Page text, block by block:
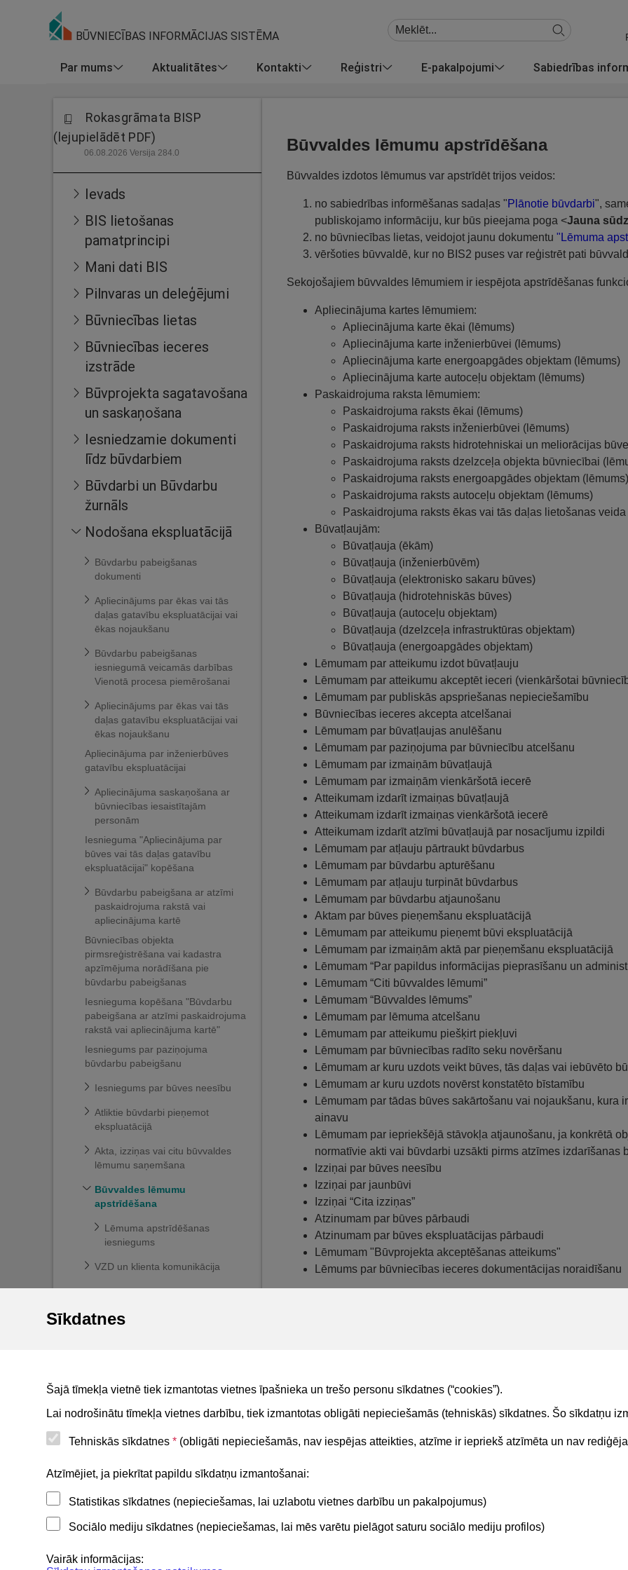
BŪVNIECĪBAS INFORMĀCIJAS SISTĒMA
Par mums Aktualitātes Kontakti Reģistri E-pakalpojumi Sabiedrības
Sīkdatnes
Šajā tīmekļa vietnē tiek izmantotas vietnes īpašnieka un trešo personu sīkdatnes (“cookies”).
Lai nodrošinātu tīmekļa vietnes darbību, tiek izmantotas obligāti nepieciešamās (tehniskās) sīkdatnes. Šo sīkdatņu
Tehniskās sīkdatnes * (obligāti nepieciešamās, nav iespējas atteikties, atzīme ir iepriekš atzīmēta un nav
Atzīmējiet, ja piekrītat papildu sīkdatņu izmantošanai:
Statistikas sīkdatnes (nepieciešamas, lai uzlabotu vietnes darbību un pakalpojumus)
Sociālo mediju sīkdatnes (nepieciešamas, lai mēs varētu pielāgot saturu sociālo mediju profilos)
Vairāk informācijas:
Rokasgrāmata BISP
(lejupielādēt PDF)
06.08.2026 Versija 284.0
Ievads
BIS lietošanas
pamatprincipi
Mani dati BIS
Pilnvaras un deleģējumi
Būvniecības lietas
Būvniecības ieceres
izstrāde
Būvprojekta sagatavošana
un saskaņošana
Iesniedzamie dokumenti
līdz būvdarbiem
Būvdarbi un Būvdarbu
žurnāls
Nodošana ekspluatācijā
Būvdarbu pabeigšanas
dokumenti
Apliecinājums par ēkas vai tās
daļas gatavību ekspluatācijai vai
ēkas nojaukšanu
Būvdarbu pabeigšanas
iesniegumā veicamās darbības
Vienotā procesa piemērošanai
Apliecinājums par ēkas vai tās
daļas gatavību ekspluatācijai vai
ēkas nojaukšanu
Apliecinājuma par inženierbūves
gatavību ekspluatācijai
Apliecinājuma saskaņošana ar
būvniecības iesaistītajām
personām
Iesnieguma "Apliecinājuma par
būves vai tās daļas gatavību
ekspluatācijai" kopēšana
Būvdarbu pabeigšana ar atzīmi
paskaidrojuma rakstā vai
apliecinājuma kartē
Būvniecības objekta
pirmsreģistrēšana vai kadastra
apzīmējuma norādīšana pie
būvdarbu pabeigšanas
Iesnieguma kopēšana "Būvdarbu
pabeigšana ar atzīmi paskaidrojuma
rakstā vai apliecinājuma kartē"
Iesniegums par paziņojuma
būvdarbu pabeigšanu
Iesniegums par būves neesību
Atliktie būvdarbi pieņemot
ekspluatācijā
Akta, izziņas vai citu būvvaldes
lēmumu saņemšana
Būvvaldes lēmumu
apstrīdēšana
Lēmuma apstrīdēšanas
iesniegums
VZD un klienta komunikācija
Māju lietas
For non-residents
Būvvaldes lēmumu apstrīdēšana
Būvvaldes izdotos lēmumus var apstrīdēt trijos veidos:
no sabiedrības informēšanas sadaļas " Plānotie būvdarbi",
publiskojamo informāciju, kur būs pieejama poga <Jauna
no būvniecības lietas, veidojot jaunu dokumentu "Lēmuma
vēršoties būvvaldē, kur no BIS2 puses var reģistrēt pati
Sekojošajiem būvvaldes lēmumiem ir iespējota apstrīdēšanas
Apliecinājuma kartes lēmumiem:
Apliecinājuma karte ēkai (lēmums)
Apliecinājuma karte inženierbūvei (lēmums)
Apliecinājuma karte energoapgādes objektam (lēmums)
Apliecinājuma karte autoceļu objektam (lēmums)
Paskaidrojuma raksta lēmumiem:
Paskaidrojuma raksts ēkai (lēmums)
Paskaidrojuma raksts inženierbūvei (lēmums)
Paskaidrojuma raksts hidrotehniskai un meliorācijas
Paskaidrojuma raksts dzelzceļa objekta būvniecībai
Paskaidrojuma raksts energoapgādes objektam (lēmums)
Paskaidrojuma raksts autoceļu objektam (lēmums)
Paskaidrojuma raksts ēkas vai tās daļas lietošanas
Būvatļaujām:
Būvatļauja (ēkām)
Būvatļauja (inženierbūvēm)
Būvatļauja (elektronisko sakaru būves)
Būvatļauja (hidrotehniskās būves)
Būvatļauja (autoceļu objektam)
Būvatļauja (dzelzceļa infrastruktūras objektam)
Būvatļauja (energoapgādes objektam)
Lēmumam par atteikumu izdot būvatļauju
Lēmumam par atteikumu akceptēt ieceri (vienkāršotai
Lēmumam par publiskās apspriešanas nepieciešamību
Būvniecības ieceres akcepta atcelšanai
Lēmumam par būvatļaujas anulēšanu
Lēmumam par paziņojuma par būvniecību atcelšanu
Lēmumam par izmaiņām būvatļaujā
Lēmumam par izmaiņām vienkāršotā iecerē
Atteikumam izdarīt izmaiņas būvatļaujā
Atteikumam izdarīt izmaiņas vienkāršotā iecerē
Atteikumam izdarīt atzīmi būvatļaujā par nosacījumu izpildi
Lēmumam par atļauju pārtraukt būvdarbus
Lēmumam par būvdarbu apturēšanu
Lēmumam par atļauju turpināt būvdarbus
Lēmumam par būvdarbu atjaunošanu
Aktam par būves pieņemšanu ekspluatācijā
Lēmumam par atteikumu pieņemt būvi ekspluatācijā
Lēmumam par izmaiņām aktā par pieņemšanu ekspluatācijā
Lēmumam “Par papildus informācijas pieprasīšanu un
Lēmumam “Citi būvvaldes lēmumi”
Lēmumam “Būvvaldes lēmums”
Lēmumam par lēmuma atcelšanu
Lēmumam par atteikumu piešķirt piekļuvi
Lēmumam par būvniecības radīto seku novēršanu
Lēmumam ar kuru uzdots veikt būves, tās daļas vai iebūvēto
Lēmumam ar kuru uzdots novērst konstatēto bīstamību
Lēmumam par tādas būves sakārtošanu vai nojaukšanu,
ainavu
Lēmumam par iepriekšējā stāvokļa atjaunošanu, ja konkrētā
normatīvie akti vai būvdarbi uzsākti pirms atzīmes
Izziņai par būves neesību
Izziņai par jaunbūvi
Izziņai “Cita izziņas”
Atzinumam par būves pārbaudi
Atzinumam par būves ekspluatācijas pārbaudi
Lēmumam "Būvprojekta akceptēšanas atteikums"
Lēmums par būvniecības ieceres dokumentācijas noraidīšanu
Noderīgi
Privātuma politika
BIS lietošanas noteikumi
BIS atbalsta dienesta tālrunis: